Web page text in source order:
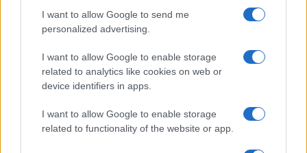
I want to allow Google to send me
personalized advertising.
I want to allow Google to enable storage
related to analytics like cookies on web or
device identifiers in apps.
I want to allow Google to enable storage
related to functionality of the website or app.
Sportmagazine: notizie, approfondimenti e classifiche su
MotoGP e Olimpiadi. Le ultime news dalle competizioni
nazionali e internazionali, gli highlight delle partite, le
interviste ai protagonisti e i risultati in tempo reale di tutte